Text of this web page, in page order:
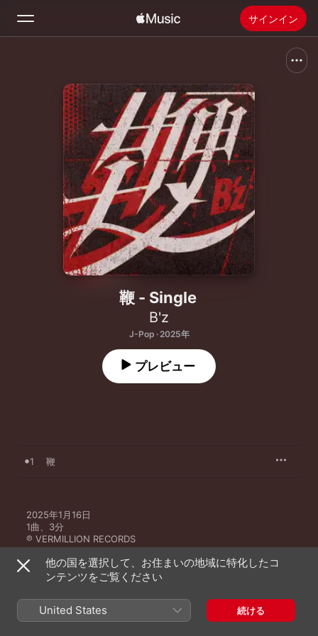
サインイン
ホーム
新着おすすめ
Apple Musicをインストール
鞭 - Single
B'z
J-Pop · 2025年
プレビュー
1 鞭
2025年1月16日
1曲、3分
℗ VERMILLION RECORDS
B'zのその他の作品
他の国を選択して、お住まいの地域に特化したコ
ンテンツをご覧ください
United States 続ける